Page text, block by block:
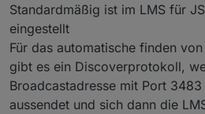
Standardmäßig ist im LMS für
eingestellt
Für das automatische finden
gibt es ein Discoverprotokoll,
Broadcastadresse mit Port
aussendet und sich dann die